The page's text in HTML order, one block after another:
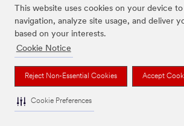
This website uses cookies on your device
navigation, analyze site usage, and deliver
based on your interests.
Cookie Notice
Reject Non-Essential Cookies Accept
Cookie Preferences